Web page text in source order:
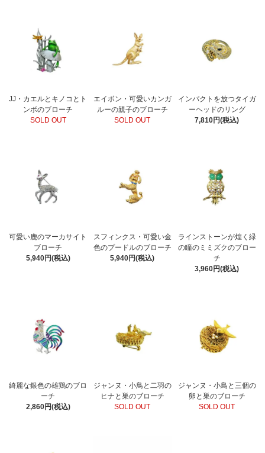
JJ・カエルとキノコとト
ンボのブローチ
SOLD OUT
エイボン・可愛いカンガ
ルーの親子のブローチ
SOLD OUT
インパクトを放つタイガ
ーヘッドのリング
7,810円(税込)
可愛い鹿のマーカサイト
ブローチ
5,940円(税込)
スフィンクス・可愛い金
色のプードルのブローチ
5,940円(税込)
ラインストーンが煌く緑
の瞳のミミズクのブロー
チ
3,960円(税込)
綺麗な銀色の雄鶏のブロ
ーチ
2,860円(税込)
ジャンヌ・小鳥と二羽の
ヒナと巣のブローチ
SOLD OUT
ジャンヌ・小鳥と三個の
卵と巣のブローチ
SOLD OUT